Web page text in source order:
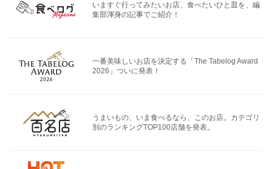
いますぐ行ってみたいお店、食べたいひと皿を、編
集部渾身の記事でご紹介！
一番美味しいお店を決定する「The Tabelog Award
2026」ついに発表！
うまいもの、いま食べるなら、このお店。カテゴリ
別のランキングTOP100店舗を発表。